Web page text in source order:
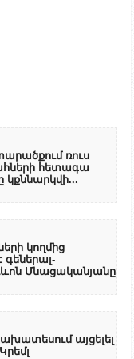
ռուս
հետագա
կողմից
գեներալ-
Մնացականյանը
այցելել